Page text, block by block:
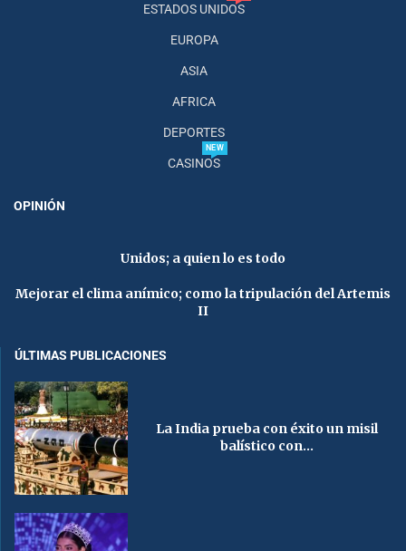
ESTADOS UNIDOS
EUROPA
ASIA
AFRICA
DEPORTES
CASINOS
NEW
OPINIÓN
Unidos; a quien lo es todo
Mejorar el clima anímico; como la tripulación del Artemis
II
ÚLTIMAS PUBLICACIONES
La India prueba con éxito un misil
balístico con...